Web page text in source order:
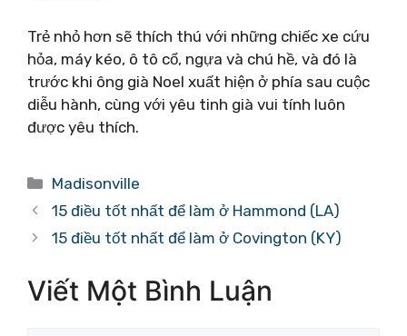
Trẻ nhỏ hơn sẽ thích thú với những chiếc xe cứu
hỏa, máy kéo, ô tô cổ, ngựa và chú hề, và đó là
trước khi ông già Noel xuất hiện ở phía sau cuộc
diễu hành, cùng với yêu tinh già vui tính luôn
được yêu thích.
Danh
mục
Madisonville
15 điều tốt nhất để làm ở Hammond (LA)
15 điều tốt nhất để làm ở Covington (KY)
Viết Một Bình Luận